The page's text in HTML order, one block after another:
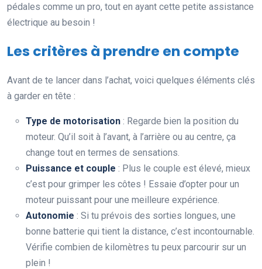
pédales comme un pro, tout en ayant cette petite assistance
électrique au besoin !
Les critères à prendre en compte
Avant de te lancer dans l’achat, voici quelques éléments clés
à garder en tête :
Type de motorisation : Regarde bien la position du
moteur. Qu’il soit à l’avant, à l’arrière ou au centre, ça
change tout en termes de sensations.
Puissance et couple : Plus le couple est élevé, mieux
c’est pour grimper les côtes ! Essaie d’opter pour un
moteur puissant pour une meilleure expérience.
Autonomie : Si tu prévois des sorties longues, une
bonne batterie qui tient la distance, c’est incontournable.
Vérifie combien de kilomètres tu peux parcourir sur un
plein !